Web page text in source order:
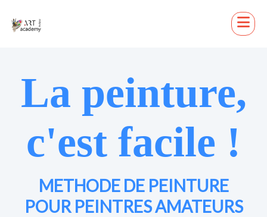
La peinture,
c'est facile !
METHODE DE PEINTURE
POUR PEINTRES AMATEURS